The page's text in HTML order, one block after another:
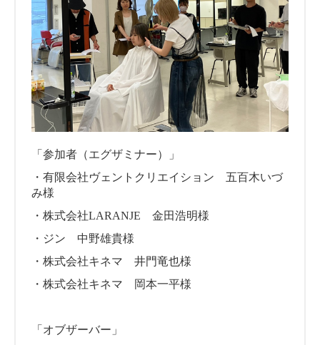
「参加者（エグザミナー）」
・有限会社ヴェントクリエイション 五百木いづ
み様
・株式会社LARANJE 金田浩明様
・ジン 中野雄貴様
・株式会社キネマ 井門竜也様
・株式会社キネマ 岡本一平様
「オブザーバー」